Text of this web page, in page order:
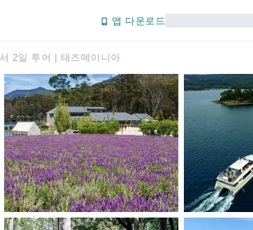
앱 다운로드
2일 투어 | 태즈메이니아